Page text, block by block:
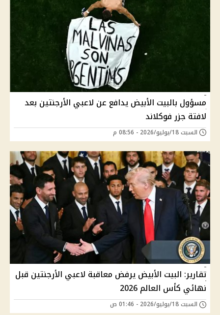
مسؤول بالبيت الأبيض يدافع عن لاعبي الأرجنتين بعد
لافتة جزر فوكلاند
السبت 18/يوليو/2026 - 08:56 م
تقارير: البيت الأبيض يرفض معاقبة لاعبي الأرجنتين قبل
نهائي كأس العالم 2026
السبت 18/يوليو/2026 - 01:46 ص